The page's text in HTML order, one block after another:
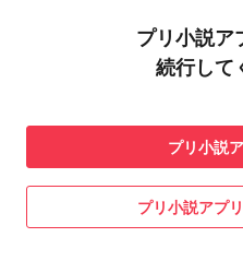
プリ小説ア
続行して
プリ小説
プリ小説アプ